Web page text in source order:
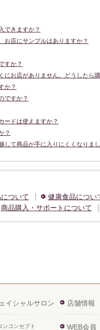
できますか？
お店にサンプルはありますか？
すか？
お店がありません。どうしたら
か？
ですか？
ードは使えますか？
？
て商品が手に入りにくくなりまし
ついて 健康食品につい
商品購入・サポートについて
イシャルサロン
ンコンセプト
店舗情報
WEB会員